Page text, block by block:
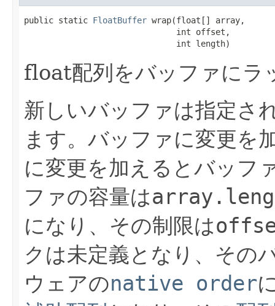
public static FloatBuffer wrap​(float[] array,
                               int offset,
                               int length)
float配列をバッファにラ
新しいバッファは指定さ
ます。バッファに変更を
に変更を加えるとバッフ
ファの容量は
になり、その制限は
クは未定義となり、その
ウェアのnative order